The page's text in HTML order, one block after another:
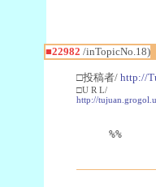
■22982 /inTopicNo.18)
□投稿者/ http://
□U R L/
http://
%%